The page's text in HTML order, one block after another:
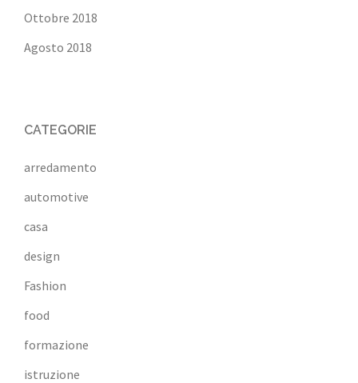
Ottobre 2018
Agosto 2018
CATEGORIE
arredamento
automotive
casa
design
Fashion
food
formazione
istruzione